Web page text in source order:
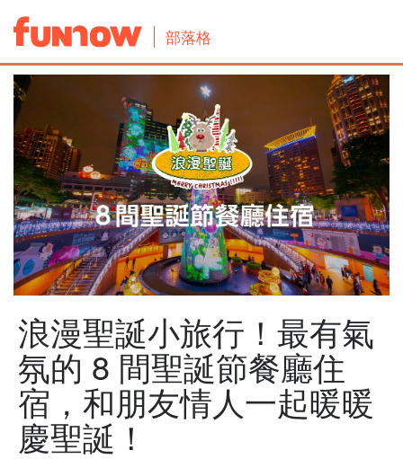
部落格
浪漫聖誕小旅行！最有氣
氛的 8 間聖誕節餐廳住
宿，和朋友情人一起暖暖
慶聖誕！